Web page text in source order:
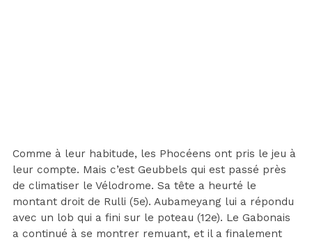
Comme à leur habitude, les Phocéens ont pris le jeu à
leur compte. Mais c’est Geubbels qui est passé près
de climatiser le Vélodrome. Sa tête a heurté le
montant droit de Rulli (5e). Aubameyang lui a répondu
avec un lob qui a fini sur le poteau (12e). Le Gabonais
a continué à se montrer remuant, et il a finalement